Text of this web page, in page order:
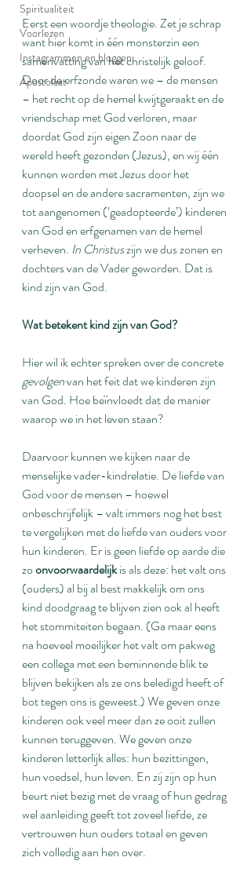
Spiritualiteit
Voorlezen
Instagrammen en bloggen
Apostolaat
Eerst een woordje theologie. Zet je schrap
want hier komt in één monsterzin een
samenvatting van het christelijk geloof.
Door de erfzonde waren we – de mensen
– het recht op de hemel kwijtgeraakt en de
vriendschap met God verloren, maar
doordat God zijn eigen Zoon naar de
wereld heeft gezonden (Jezus), en wij één
kunnen worden met Jezus door het
doopsel en de andere sacramenten, zijn we
tot aangenomen (‘geadopteerde’) kinderen
van God en erfgenamen van de hemel
verheven. In Christus zijn we dus zonen en
dochters van de Vader geworden. Dat is
kind zijn van God.
Wat betekent kind zijn van God?
Hier wil ik echter spreken over de concrete
gevolgen van het feit dat we kinderen zijn
van God. Hoe beïnvloedt dat de manier
waarop we in het leven staan?
Daarvoor kunnen we kijken naar de
menselijke vader-kindrelatie. De liefde van
God voor de mensen – hoewel
onbeschrijfelijk – valt immers nog het best
te vergelijken met de liefde van ouders voor
hun kinderen. Er is geen liefde op aarde die
zo onvoorwaardelijk is als deze: het valt ons
(ouders) al bij al best makkelijk om ons
kind doodgraag te blijven zien ook al heeft
het stommiteiten begaan. (Ga maar eens
na hoeveel moeilijker het valt om pakweg
een collega met een beminnende blik te
blijven bekijken als ze ons beledigd heeft of
bot tegen ons is geweest.) We geven onze
kinderen ook veel meer dan ze ooit zullen
kunnen teruggeven. We geven onze
kinderen letterlijk alles: hun bezittingen,
hun voedsel, hun leven. En zij zijn op hun
beurt niet bezig met de vraag of hun gedrag
wel aanleiding geeft tot zoveel liefde, ze
vertrouwen hun ouders totaal en geven
zich volledig aan hen over.